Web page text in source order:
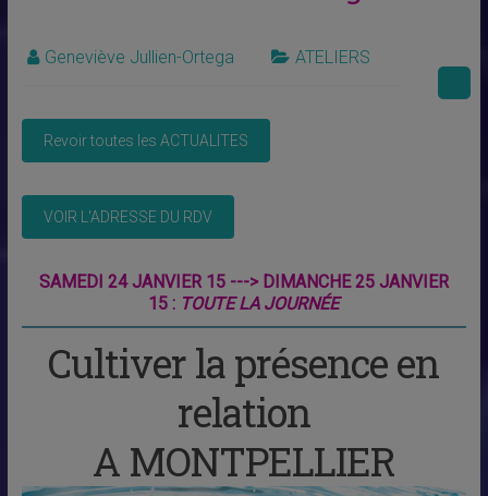
Geneviève Jullien-Ortega ATELIERS
SAMEDI 24 JANVIER 15 ---> DIMANCHE 25 JANVIER
15 : TOUTE LA JOURNÉE
Cultiver la présence en
relation
A MONTPELLIER